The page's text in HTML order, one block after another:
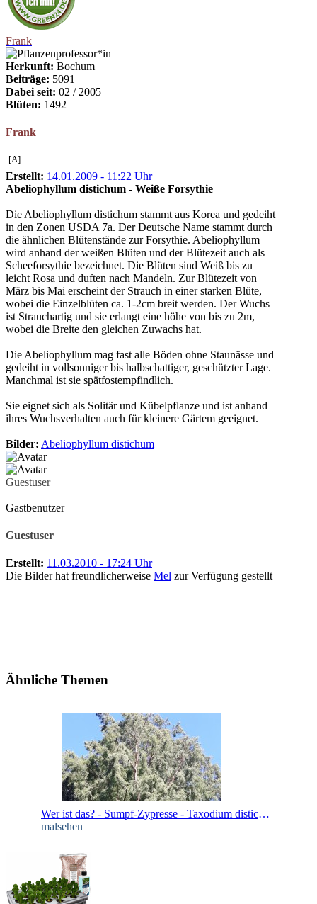
Frank
Herkunft: Bochum
Beiträge: 5091
Dabei seit: 02 / 2005
Blüten: 1492
Frank
[A]
Erstellt: 14.01.2009 - 11:22 Uhr
Abeliophyllum distichum - Weiße Forsythie
Die Abeliophyllum distichum stammt aus Korea und gedeiht
in den Zonen USDA 7a. Der Deutsche Name stammt durch
die ähnlichen Blütenstände zur Forsythie. Abeliophyllum
wird anhand der weißen Blüten und der Blütezeit auch als
Scheeforsythie bezeichnet. Die Blüten sind Weiß bis zu
leicht Rosa und duften nach Mandeln. Zur Blütezeit von
März bis Mai erscheint der Strauch in einer starken Blüte,
wobei die Einzelblüten ca. 1-2cm breit werden. Der Wuchs
ist Strauchartig und sie erlangt eine höhe von bis zu 2m,
wobei die Breite den gleichen Zuwachs hat.
Die Abeliophyllum mag fast alle Böden ohne Staunässe und
gedeiht in vollsonniger bis halbschattiger, geschützter Lage.
Manchmal ist sie spätfostempfindlich.
Sie eignet sich als Solitär und Kübelpflanze und ist anhand
ihres Wuchsverhalten auch für kleinere Gärtem geeignet.
Bilder: Abeliophyllum distichum
Guestuser
Gastbenutzer
Guestuser
Erstellt: 11.03.2010 - 17:24 Uhr
Die Bilder hat freundlicherweise Mel zur Verfügung gestellt
Ähnliche Themen
Wer ist das? - Sumpf-Zypresse - Taxodium distichum
malsehen